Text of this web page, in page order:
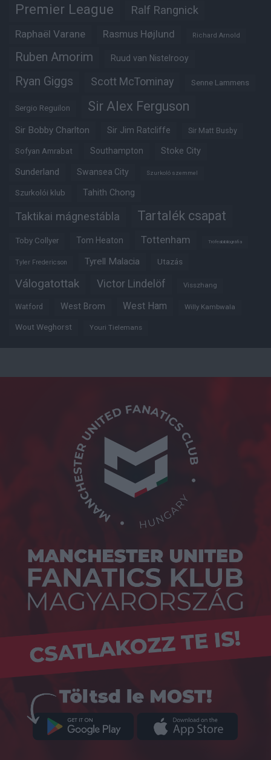
Premier League Ralf Rangnick
Raphaël Varane Rasmus Højlund Richard Arnold
Ruben Amorim Ruud van Nistelrooy
Ryan Giggs Scott McTominay Senne Lammens
Sergio Reguilon Sir Alex Ferguson
Sir Bobby Charlton Sir Jim Ratcliffe Sir Matt Busby
Sofyan Amrabat Southampton Stoke City
Sunderland Swansea City Szurkoló szemmel
Szurkolói klub Tahith Chong
Taktikai mágnestábla Tartalék csapat
Toby Collyer Tom Heaton Tottenham Trófeabibliográfia
Tyler Fredericson Tyrell Malacia Utazás
Válogatottak Victor Lindelöf Visszhang
Watford West Brom West Ham Willy Kambwala
Wout Weghorst Youri Tielemans